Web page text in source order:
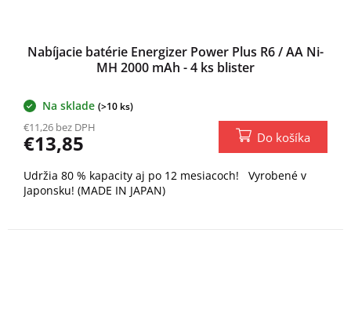
Nabíjacie batérie Energizer Power Plus R6 / AA Ni-
MH 2000 mAh - 4 ks blister
hodnotenie
produktu
z
Na sklade (>10 ks)
€11,26 bez DPH
€13,85 Do košíka
Udržia 80 % kapacity aj po 12 mesiacoch! Vyrobené v
Japonsku! (MADE IN JAPAN)